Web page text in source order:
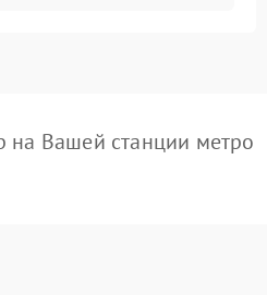
на Вашей станции метро